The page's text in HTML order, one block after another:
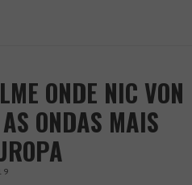
ONDE NIC VON
ONDAS MAIS